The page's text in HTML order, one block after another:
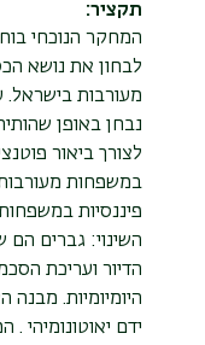
תקציר
המחקר הנוכחי
לבחון את נושא
מעורבות
נבחן באופן
לצורך ביאור
במשפחות
פיננסיות
השינוי: גברים הם
הדיור ועריכת
היומיומיות.
ידם יאוטונומיהי